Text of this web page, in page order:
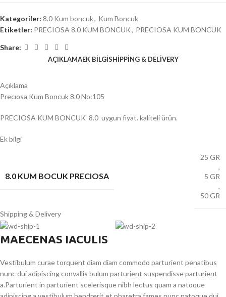
Kategoriler: 8.0 Kum boncuk, Kum Boncuk
Etiketler: PRECIOSA 8.0 KUM BONCUK, PRECIOSA KUM BONCUK
Share:
AÇIKLAMAEK BILGISHIPPING & DELIVERY
Açıklama
Precıosa Kum Boncuk 8.0 No:105
PRECIOSA KUM BONCUK 8.0 uygun fiyat. kaliteli ürün.
Ek bilgi
8.0 KUM BOCUK PRECIOSA
25 GR
,
5 GR
,
50 GR
Shipping & Delivery
MAECENAS IACULIS
Vestibulum curae torquent diam diam commodo parturient penatibus
nunc dui adipiscing convallis bulum parturient suspendisse parturient
a.Parturient in parturient scelerisque nibh lectus quam a natoque